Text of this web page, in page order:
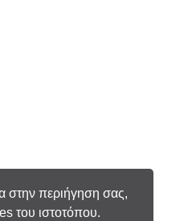
στην περιήγηση σας,
του ιστοτόπου.